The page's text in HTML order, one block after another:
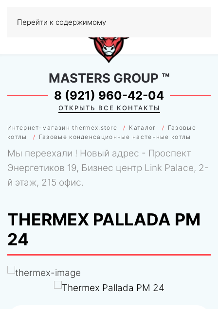
Перейти к содержимому
0
Интернет-магазин thermex.store Каталог
Газовые
котлы
Газовые конденсационные настенные котлы
MASTERS GROUP ™
8 (921) 960-42-04
ОТКРЫТЬ ВСЕ КОНТАКТЫ
Мы переехали ! Новый адрес - Проспект
Энергетиков 19, Бизнес центр Link Palace, 2-
й этаж, 215 офис.
THERMEX PALLADA PM
24